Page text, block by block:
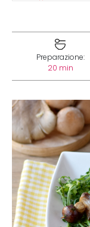
Preparazione:
20 min